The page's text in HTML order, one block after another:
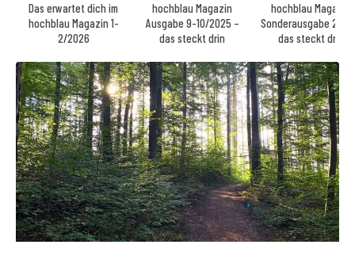
Das erwartet dich im
hochblau Magazin 1-
2/2026
hochblau Magazin
Ausgabe 9-10/2025 –
das steckt drin
hochblau Magazin
Sonderausgabe
das steckt drin